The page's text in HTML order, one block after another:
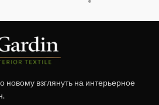
взглянуть на интерьерное